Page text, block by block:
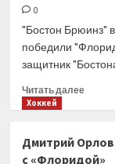
зрелая
0
"Бостон Брюинз"
победили
защитник
Читать далее
Хоккей
Дмитрий
с «Флоридой»